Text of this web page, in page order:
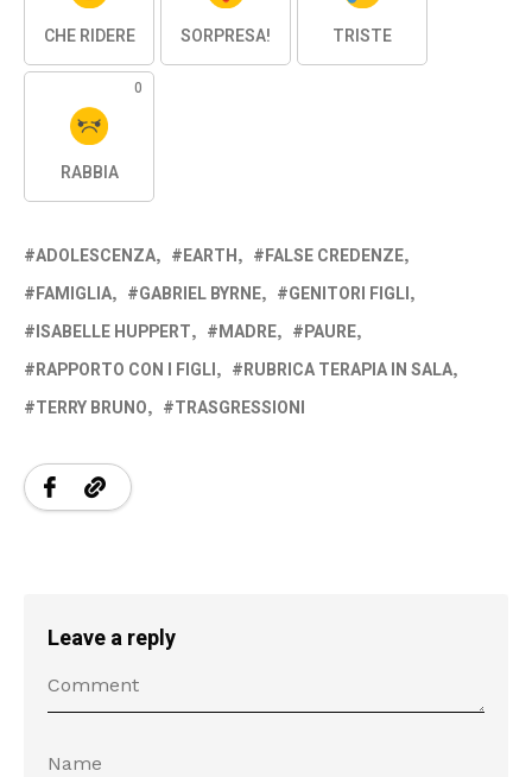
CHE RIDERE SORPRESA! TRISTE
0
RABBIA
ADOLESCENZA EARTH
FALSE CREDENZE
FAMIGLIA
GABRIEL BYRNE
GENITORI FIGLI
ISABELLE HUPPERT
MADRE
PAURE
RAPPORTO CON I FIGLI
RUBRICA TERAPIA IN SALA
TERRY BRUNO
TRASGRESSIONI
Leave a reply